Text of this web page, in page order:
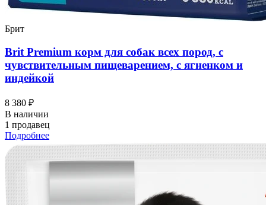
Брит
Brit Premium корм для собак всех пород, с
чувствительным пищеварением, с ягненком и
индейкой
8 380 ₽
В наличии
1 продавец
Подробнее